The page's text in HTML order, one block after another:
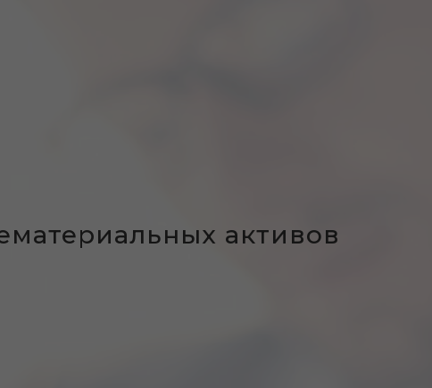
активов